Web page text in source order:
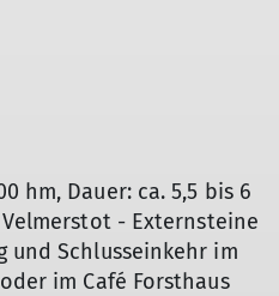
hm, Dauer: ca. 5,5 bis 6
- Externsteine
und Schlusseinkehr im
im Café Forsthaus